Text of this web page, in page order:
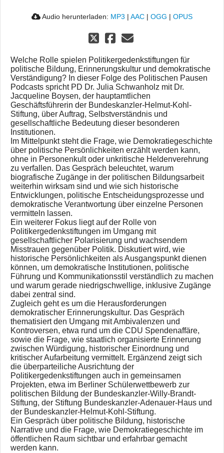
Audio herunterladen: MP3 | AAC | OGG | OPUS
Welche Rolle spielen Politikergedenkstiftungen für
politische Bildung, Erinnerungskultur und demokratische
Verständigung? In dieser Folge des Politischen Pausen
Podcasts spricht PD Dr. Julia Schwanholz mit Dr.
Jacqueline Boysen, der hauptamtlichen
Geschäftsführerin der Bundeskanzler-Helmut-Kohl-
Stiftung, über Auftrag, Selbstverständnis und
gesellschaftliche Bedeutung dieser besonderen
Institutionen.
Im Mittelpunkt steht die Frage, wie Demokratiegeschichte
über politische Persönlichkeiten erzählt werden kann,
ohne in Personenkult oder unkritische Heldenverehrung
zu verfallen. Das Gespräch beleuchtet, warum
biografische Zugänge in der politischen Bildungsarbeit
weiterhin wirksam sind und wie sich historische
Entwicklungen, politische Entscheidungsprozesse und
demokratische Verantwortung über einzelne Personen
vermitteln lassen.
Ein weiterer Fokus liegt auf der Rolle von
Politikergedenkstiftungen im Umgang mit
gesellschaftlicher Polarisierung und wachsendem
Misstrauen gegenüber Politik. Diskutiert wird, wie
historische Persönlichkeiten als Ausgangspunkt dienen
können, um demokratische Institutionen, politische
Führung und Kommunikationsstil verständlich zu machen
und warum gerade niedrigschwellige, inklusive Zugänge
dabei zentral sind.
Zugleich geht es um die Herausforderungen
demokratischer Erinnerungskultur. Das Gespräch
thematisiert den Umgang mit Ambivalenzen und
Kontroversen, etwa rund um die CDU Spendenaffäre,
sowie die Frage, wie staatlich organisierte Erinnerung
zwischen Würdigung, historischer Einordnung und
kritischer Aufarbeitung vermittelt. Ergänzend zeigt sich
die überparteiliche Ausrichtung der
Politikergedenkstiftungen auch in gemeinsamen
Projekten, etwa im Berliner Schülerwettbewerb zur
politischen Bildung der Bundeskanzler-Willy-Brandt-
Stiftung, der Stiftung Bundeskanzler-Adenauer-Haus und
der Bundeskanzler-Helmut-Kohl-Stiftung.
Ein Gespräch über politische Bildung, historische
Narrative und die Frage, wie Demokratiegeschichte im
öffentlichen Raum sichtbar und erfahrbar gemacht
werden kann.